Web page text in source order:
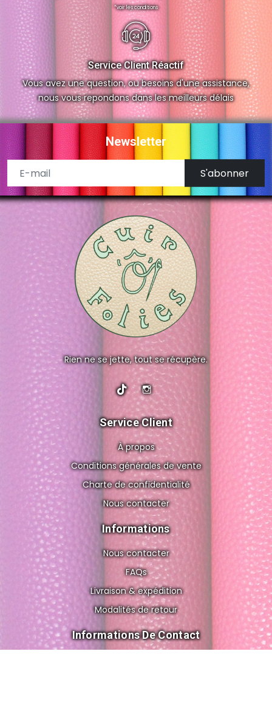
*voir les conditions
Service Client Réactif
Vous avez une question, ou besoins d'une assistance,
nous vous repondons dans les meilleurs délais
Newsletter
S'abonner
Rien ne se jette, tout se récupère.
Service Client
À propos
Conditions générales de vente
Charte de confidentialité
Nous contacter
Informations
Nous contacter
FAQs
Livraison & expédition
Modalités de retour
Informations De Contact